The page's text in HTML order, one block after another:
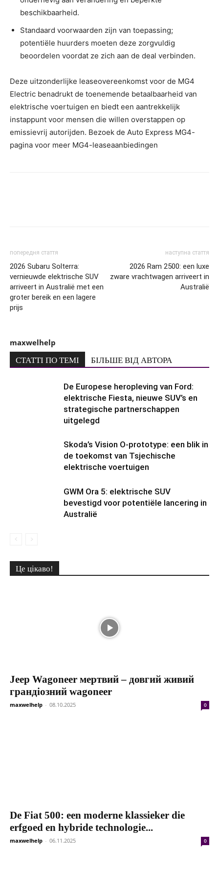
beschikbaarheid.
Standaard voorwaarden zijn van toepassing;
potentiële huurders moeten deze zorgvuldig
beoordelen voordat ze zich aan de deal verbinden.
Deze uitzonderlijke leaseovereenkomst voor de MG4
Electric benadrukt de toenemende betaalbaarheid van
elektrische voertuigen en biedt een aantrekkelijk
instappunt voor mensen die willen overstappen op
emissievrij autorijden. Bezoek de Auto Express MG4-
pagina voor meer MG4-leaseaanbiedingen
попередня стаття
2026 Subaru Solterra:
vernieuwde elektrische SUV
arriveert in Australië met een
groter bereik en een lagere
prijs
наступна стаття
2026 Ram 2500: een luxe
zware vrachtwagen arriveert in
Australië
maxwelhelp
СТАТТІ ПО ТЕМІ БІЛЬШЕ ВІД АВТОРА
De Europese heropleving van Ford:
elektrische Fiesta, nieuwe SUV’s en
strategische partnerschappen
uitgelegd
Skoda’s Vision O-prototype: een blik in
de toekomst van Tsjechische
elektrische voertuigen
GWM Ora 5: elektrische SUV
bevestigd voor potentiële lancering in
Australië
Це цікаво!
Jeep Wagoneer мертвий – довгий живий
грандіозний wagoneer
maxwelhelp - 08.10.2025 0
De Fiat 500: een moderne klassieker die
erfgoed en hybride technologie...
maxwelhelp - 06.11.2025 0